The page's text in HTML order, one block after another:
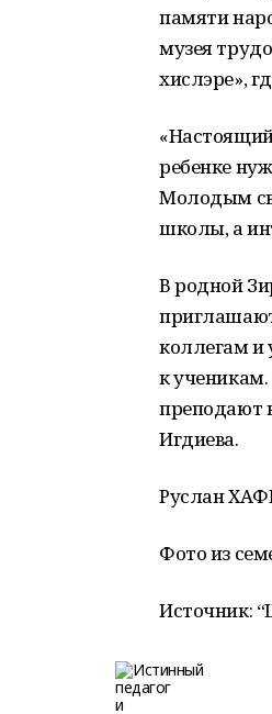
памяти
музея
хислэре»,
ребенке
Молодым
школы, а
В родной
коллегам и
к
преподают
Игдиева.
Руслан
Фото из
Источник: